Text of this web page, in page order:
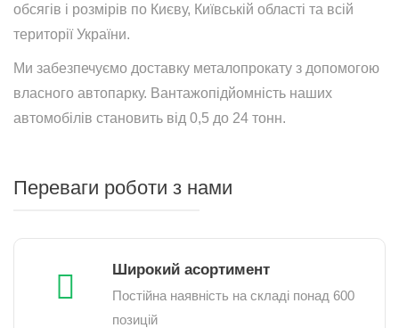
обсягів і розмірів по Києву, Київській області та всій
території України.
Ми забезпечуємо доставку металопрокату з допомогою
власного автопарку. Вантажопідйомність наших
автомобілів становить від 0,5 до 24 тонн.
Переваги роботи з нами
Широкий асортимент
Постійна наявність на складі понад 600
позицій